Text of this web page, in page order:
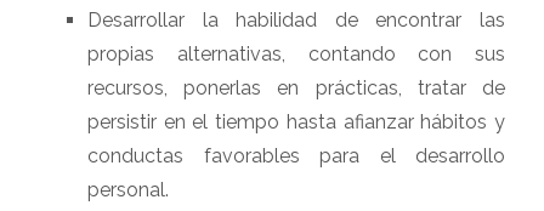
Desarrollar la habilidad de encontrar las
propias alternativas, contando con sus
recursos, ponerlas en prácticas, tratar de
persistir en el tiempo hasta afianzar hábitos y
conductas favorables para el desarrollo
personal.